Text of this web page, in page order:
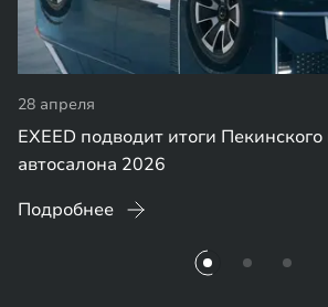
28 апреля
EXEED подводит итоги
автосалона 2026
Подробнее